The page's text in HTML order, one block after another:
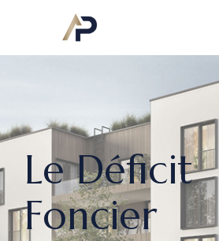
Le Déficit
Foncier